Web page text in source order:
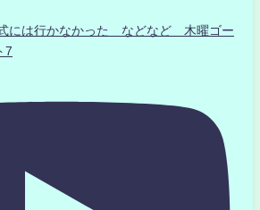
には行かなかった などなど 木曜ゴー
7